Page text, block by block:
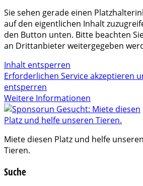
Sie sehen gerade einen
auf den eigentlichen Inhalt
den Button unten. Bitte beachten
an Drittanbieter weitergegeben
Inhalt entsperren
Erforderlichen Service akzeptieren
entsperren
Weitere Informationen
Miete diesen Platz und helfe unseren
Tieren.
Suche